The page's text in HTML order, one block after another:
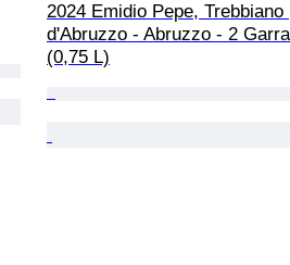
2024 Emidio Pepe, Trebbiano
d'Abruzzo - Abruzzo - 2
(0,75 L)